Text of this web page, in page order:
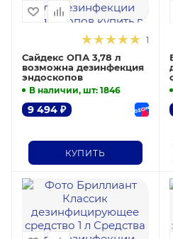
1
Сайдекс ОПА 3,78 л
возможна дезинфекция
эндоскопов
В наличии, шт: 1846
9 494 ₽
КУПИТЬ